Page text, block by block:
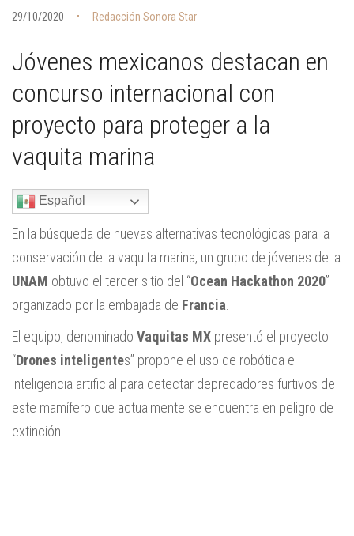
29/10/2020
Redacción Sonora Star
Jóvenes mexicanos destacan en
concurso internacional con
proyecto para proteger a la
vaquita marina
Español
En la búsqueda de nuevas alternativas tecnológicas para la
conservación de la vaquita marina, un grupo de jóvenes de la
UNAM obtuvo el tercer sitio del “Ocean Hackathon 2020”
organizado por la embajada de Francia
El equipo, denominado Vaquitas MX presentó el proyecto
“Drones inteligentes” propone el uso de robótica e
inteligencia artificial para detectar depredadores furtivos de
este mamífero que actualmente se encuentra en peligro de
extinción.